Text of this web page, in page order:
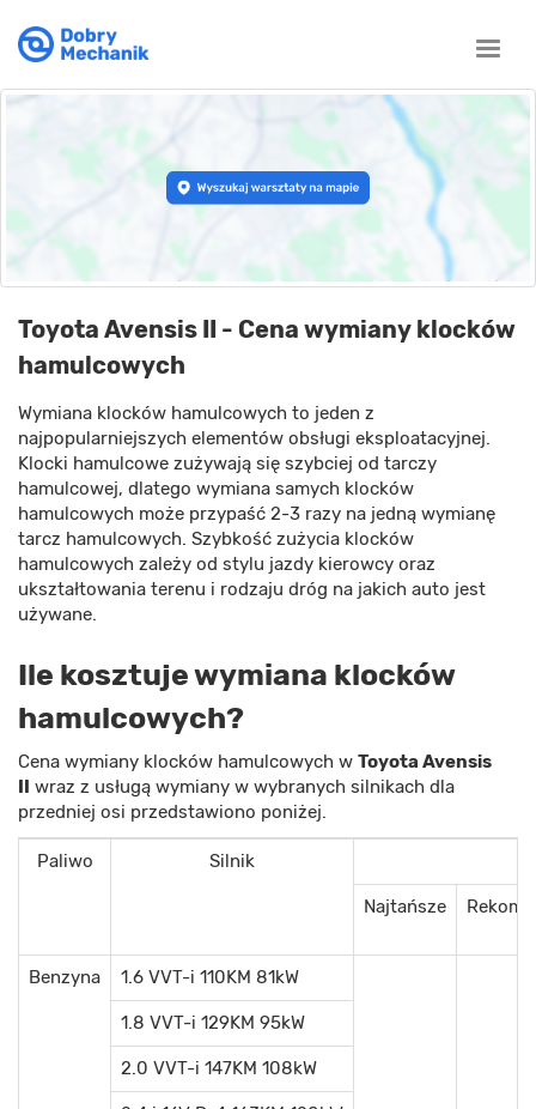
Toggle
Toyota Avensis II - Cena wymiany klocków
hamulcowych
Wymiana klocków hamulcowych to jeden z
najpopularniejszych elementów obsługi eksploatacyjnej.
Klocki hamulcowe zużywają się szybciej od tarczy
hamulcowej, dlatego wymiana samych klocków
hamulcowych może przypaść 2-3 razy na jedną wymianę
tarcz hamulcowych. Szybkość zużycia klocków
hamulcowych zależy od stylu jazdy kierowcy oraz
ukształtowania terenu i rodzaju dróg na jakich auto jest
używane.
Ile kosztuje wymiana klocków
hamulcowych?
Cena wymiany klocków hamulcowych w Toyota Avensis
II wraz z usługą wymiany w wybranych silnikach dla
przedniej osi przedstawiono poniżej.
Paliwo Silnik
Najtańsze
Benzyna 1.6 VVT-i 110KM 81kW
1.8 VVT-i 129KM 95kW
2.0 VVT-i 147KM 108kW